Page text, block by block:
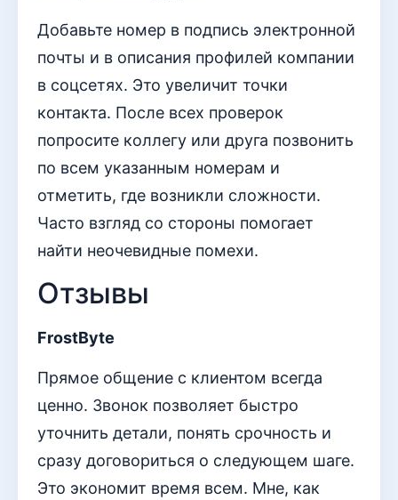
Добавьте номер в подпись электронной
почты и в описания профилей компании
в соцсетях. Это увеличит точки
контакта. После всех проверок
попросите коллегу или друга позвонить
по всем указанным номерам и
отметить, где возникли сложности.
Часто взгляд со стороны помогает
найти неочевидные помехи.
Отзывы
FrostByte
Прямое общение с клиентом всегда
ценно. Звонок позволяет быстро
уточнить детали, понять срочность и
сразу договориться о следующем шаге.
Это экономит время всем. Мне, как